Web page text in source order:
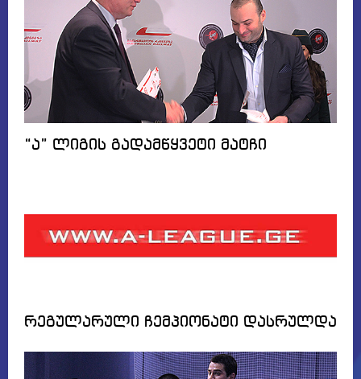
“ა” ლიგის გადამწყვეტი მატჩი
რეგულარული ჩემპიონატი დასრულდა